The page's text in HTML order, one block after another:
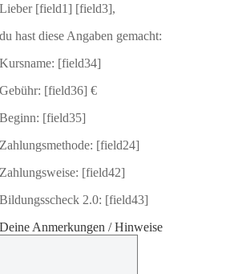
Lieber [field1] [field3],
du hast diese Angaben gemacht:
Kursname: [field34]
Gebühr: [field36] €
Beginn: [field35]
Zahlungsmethode: [field24]
Zahlungsweise: [field42]
Bildungsscheck 2.0: [field43]
Deine Anmerkungen / Hinweise